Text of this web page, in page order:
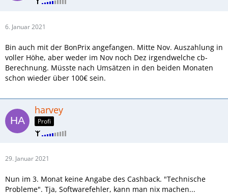
6. Januar 2021
Bin auch mit der BonPrix angefangen. Mitte Nov. Auszahlung in
voller Höhe, aber weder im Nov noch Dez irgendwelche cb-
Berechnung. Müsste nach Umsätzen in den beiden Monaten
schon wieder über 100€ sein.
harvey
Profi
29. Januar 2021
Nun im 3. Monat keine Angabe des Cashback. "Technische
Probleme". Tja, Softwarefehler, kann man nix machen...